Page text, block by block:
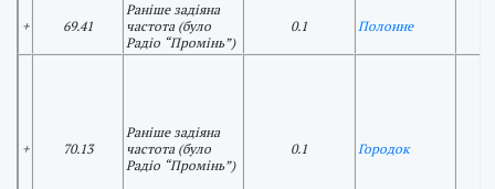
+ 69.41
Раніше задіяна
частота (було
Радіо “Промінь”)
0.1 Полонне
+ 70.13
Раніше задіяна
частота (було
Радіо “Промінь”)
0.1 Городок